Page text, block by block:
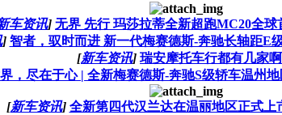
车资讯] 无界 先行 玛莎拉蒂全新超跑MC20全球
] 智者，驭时而进 新一代梅赛德斯-奔驰长轴距E
[新车资讯] 瑞安摩托车行都有几家啊
，尽在于心 | 全新梅赛德斯-奔驰S级轿车温州
[新车资讯] 全新第四代汉兰达在温丽地区正式上